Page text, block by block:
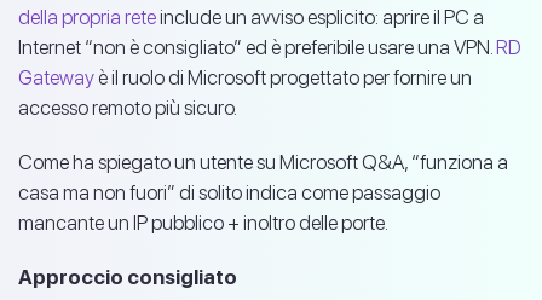
della propria reteinclude un avviso esplicito: aprire il PC a
Internet “non è consigliato” ed è preferibile usare una VPN. RD
Gateway è il ruolo di Microsoft progettato per fornire un
accesso remoto più sicuro.
Come ha spiegato un utente su Microsoft Q&A, “funziona a
casa ma non fuori” di solito indica come passaggio
mancante un IP pubblico + inoltro delle porte.
Approccio consigliato